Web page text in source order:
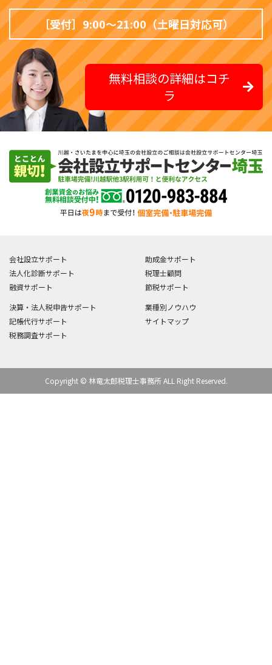
無料相談の詳細はコチ
ラ
［受付］9:00〜21:00（土曜日対応可）
会社設立サポート
法人化診断サポート
融資サポート
助成金サポート
税理士顧問
節税サポート
決算・法人税申告サポート
記帳代行サポート
税務調査サポート
業種別ノウハウ
サイトマップ
Copyright © 林竜太郎税理士事務所 ALL Right Reserved.